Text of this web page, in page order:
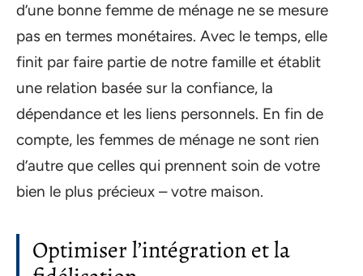
d’une bonne femme de ménage ne se mesure
pas en termes monétaires. Avec le temps, elle
finit par faire partie de notre famille et établit
une relation basée sur la confiance, la
dépendance et les liens personnels. En fin de
compte, les femmes de ménage ne sont rien
d’autre que celles qui prennent soin de votre
bien le plus précieux – votre maison.
Optimiser l’intégration et la